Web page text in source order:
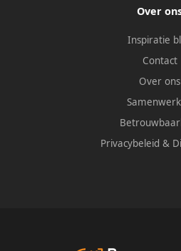
Over
Inspiratie
Contact
Over ons
Privacybeleid &